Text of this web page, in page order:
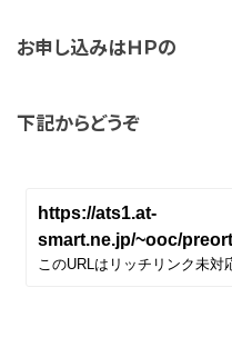
お申し込みはＨＰの
下記からどうぞ